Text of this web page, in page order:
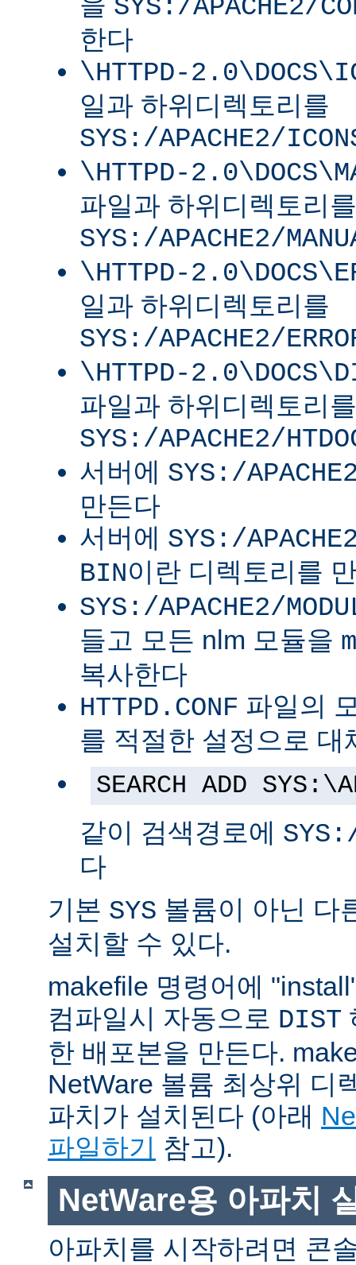
SYS:/APACHE2/
한다
\HTTPD-
일과 하위디렉토리를
SYS:/APACHE2/
\HTTPD-
파일과 하위디렉토리를
SYS:/APACHE2/
\HTTPD-
일과 하위디렉토리를
SYS:/APACHE2/
\HTTPD-
파일과 하위디렉토리를
SYS:/APACHE2/
서버에 SYS:/
만든다
서버에 SYS:/
BIN이란 디렉토리를
SYS:/APACHE2/
들고 모든 nlm 모듈을
복사한다
HTTPD.CONF 파일의
를 적절한 설정으로 대
SEARCH ADD
같이 검색경로에
다
기본 SYS 볼륨이 아닌 다
설치할 수 있다.
makefile 명령어에
컴파일시 자동으로 DIST
한 배포본을 만든다.
NetWare 볼륨 최상위 디
파치가 설치된다 (아래
파일하기
참고).
NetWare용 아파치
아파치를 시작하려면 콘